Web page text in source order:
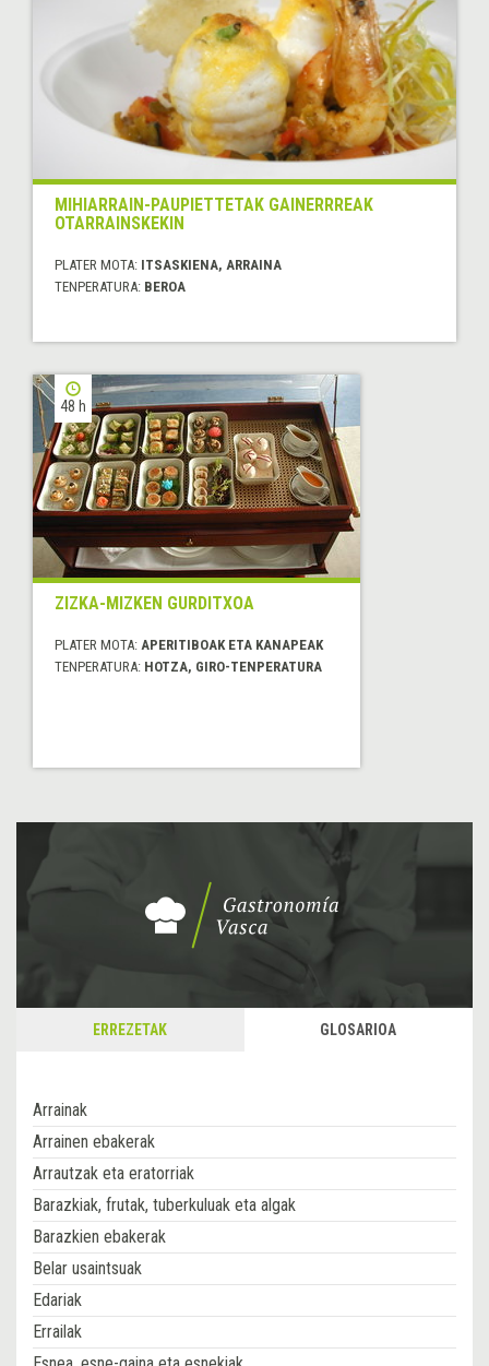
MIHIARRAIN-PAUPIETTETAK GAINERRREAK
OTARRAINSKEKIN
PLATER MOTA: ITSASKIENA, ARRAINA
TENPERATURA: BEROA
48 h
ZIZKA-MIZKEN GURDITXOA
PLATER MOTA: APERITIBOAK ETA KANAPEAK
TENPERATURA: HOTZA, GIRO-TENPERATURA
ERREZETAK GLOSARIOA
Arrainak
Arrainen ebakerak
Arrautzak eta eratorriak
Barazkiak, frutak, tuberkuluak eta algak
Barazkien ebakerak
Belar usaintsuak
Edariak
Errailak